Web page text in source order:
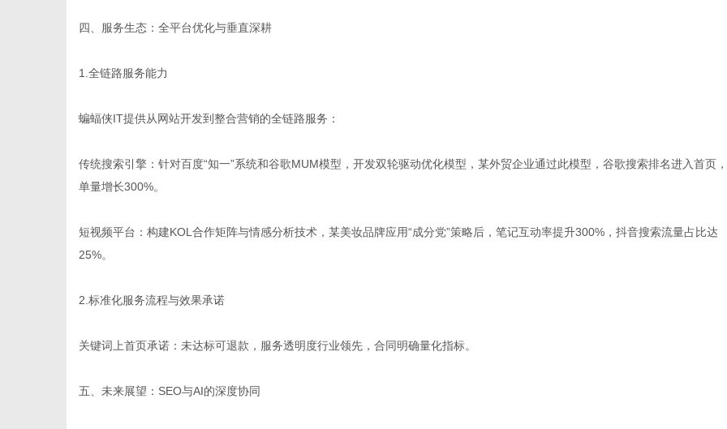
四、服务生态：全平台优化与垂直深耕
1.全链路服务能力
蝙蝠侠IT提供从网站开发到整合营销的全链路服务：
传统搜索引擎：针对百度“知一”系统和谷歌MUM模型，开发双轮驱动优化模型，某外贸企业通过此模型，谷歌搜索排名进入首页
单量增长300%。
短视频平台：构建KOL合作矩阵与情感分析技术，某美妆品牌应用“成分党”策略后，笔记互动率提升300%，抖音搜索流量占比达
25%。
2.标准化服务流程与效果承诺
关键词上首页承诺：未达标可退款，服务透明度行业领先，合同明确量化指标。
五、未来展望：SEO与AI的深度协同